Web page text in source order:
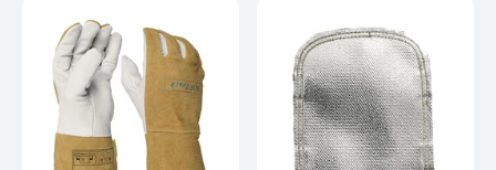
résistance aux brûlures
Pouce rapporté: Montage
«fourchette» : bande de
matière cousue entre les
Norme 2111 - EN 388